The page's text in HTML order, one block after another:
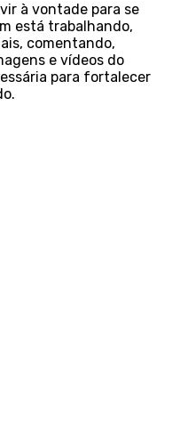
à vontade para se
está trabalhando,
comentando,
e vídeos do
para fortalecer